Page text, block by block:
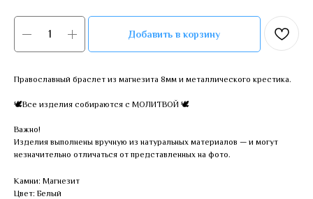
Добавить в корзину
Православный браслет из магнезита 8мм и металлического крестика.
🕊Все изделия собираются с МОЛИТВОЙ 🕊
Важно!
Изделия выполнены вручную из натуральных материалов — и могут
незначительно отличаться от представленных на фото.
Камни: Магнезит
Цвет: Белый